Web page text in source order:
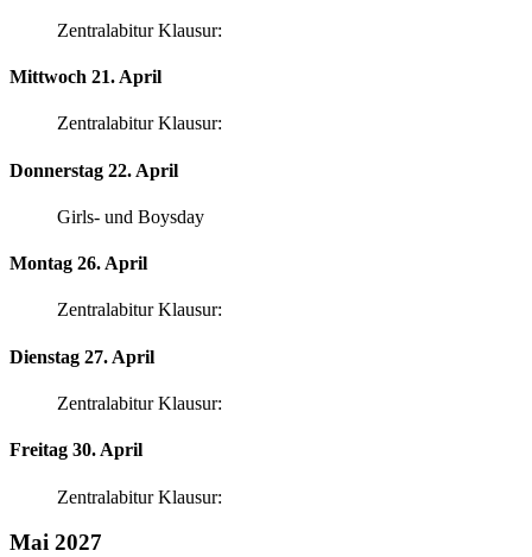
Zentralabitur Klausur:
Mittwoch 21. April
Zentralabitur Klausur:
Donnerstag 22. April
Girls- und Boysday
Montag 26. April
Zentralabitur Klausur:
Dienstag 27. April
Zentralabitur Klausur:
Freitag 30. April
Zentralabitur Klausur:
Mai 2027